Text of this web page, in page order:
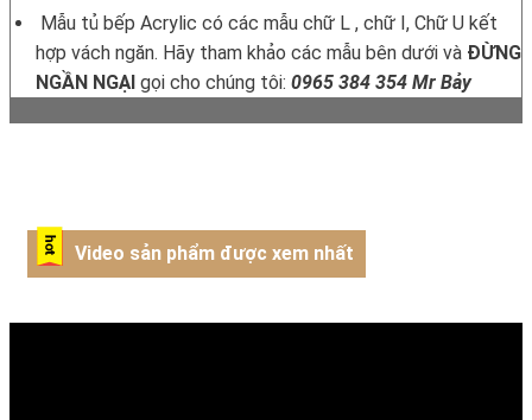
Mẫu tủ bếp Acrylic có các mẫu chữ L , chữ I, Chữ U kết
hợp vách ngăn. Hãy tham khảo các mẫu bên dưới và ĐỪNG
NGẦN NGẠIgọi cho chúng tôi: 0965 384 354 Mr Bảy
Video sản phẩm được xem nhất